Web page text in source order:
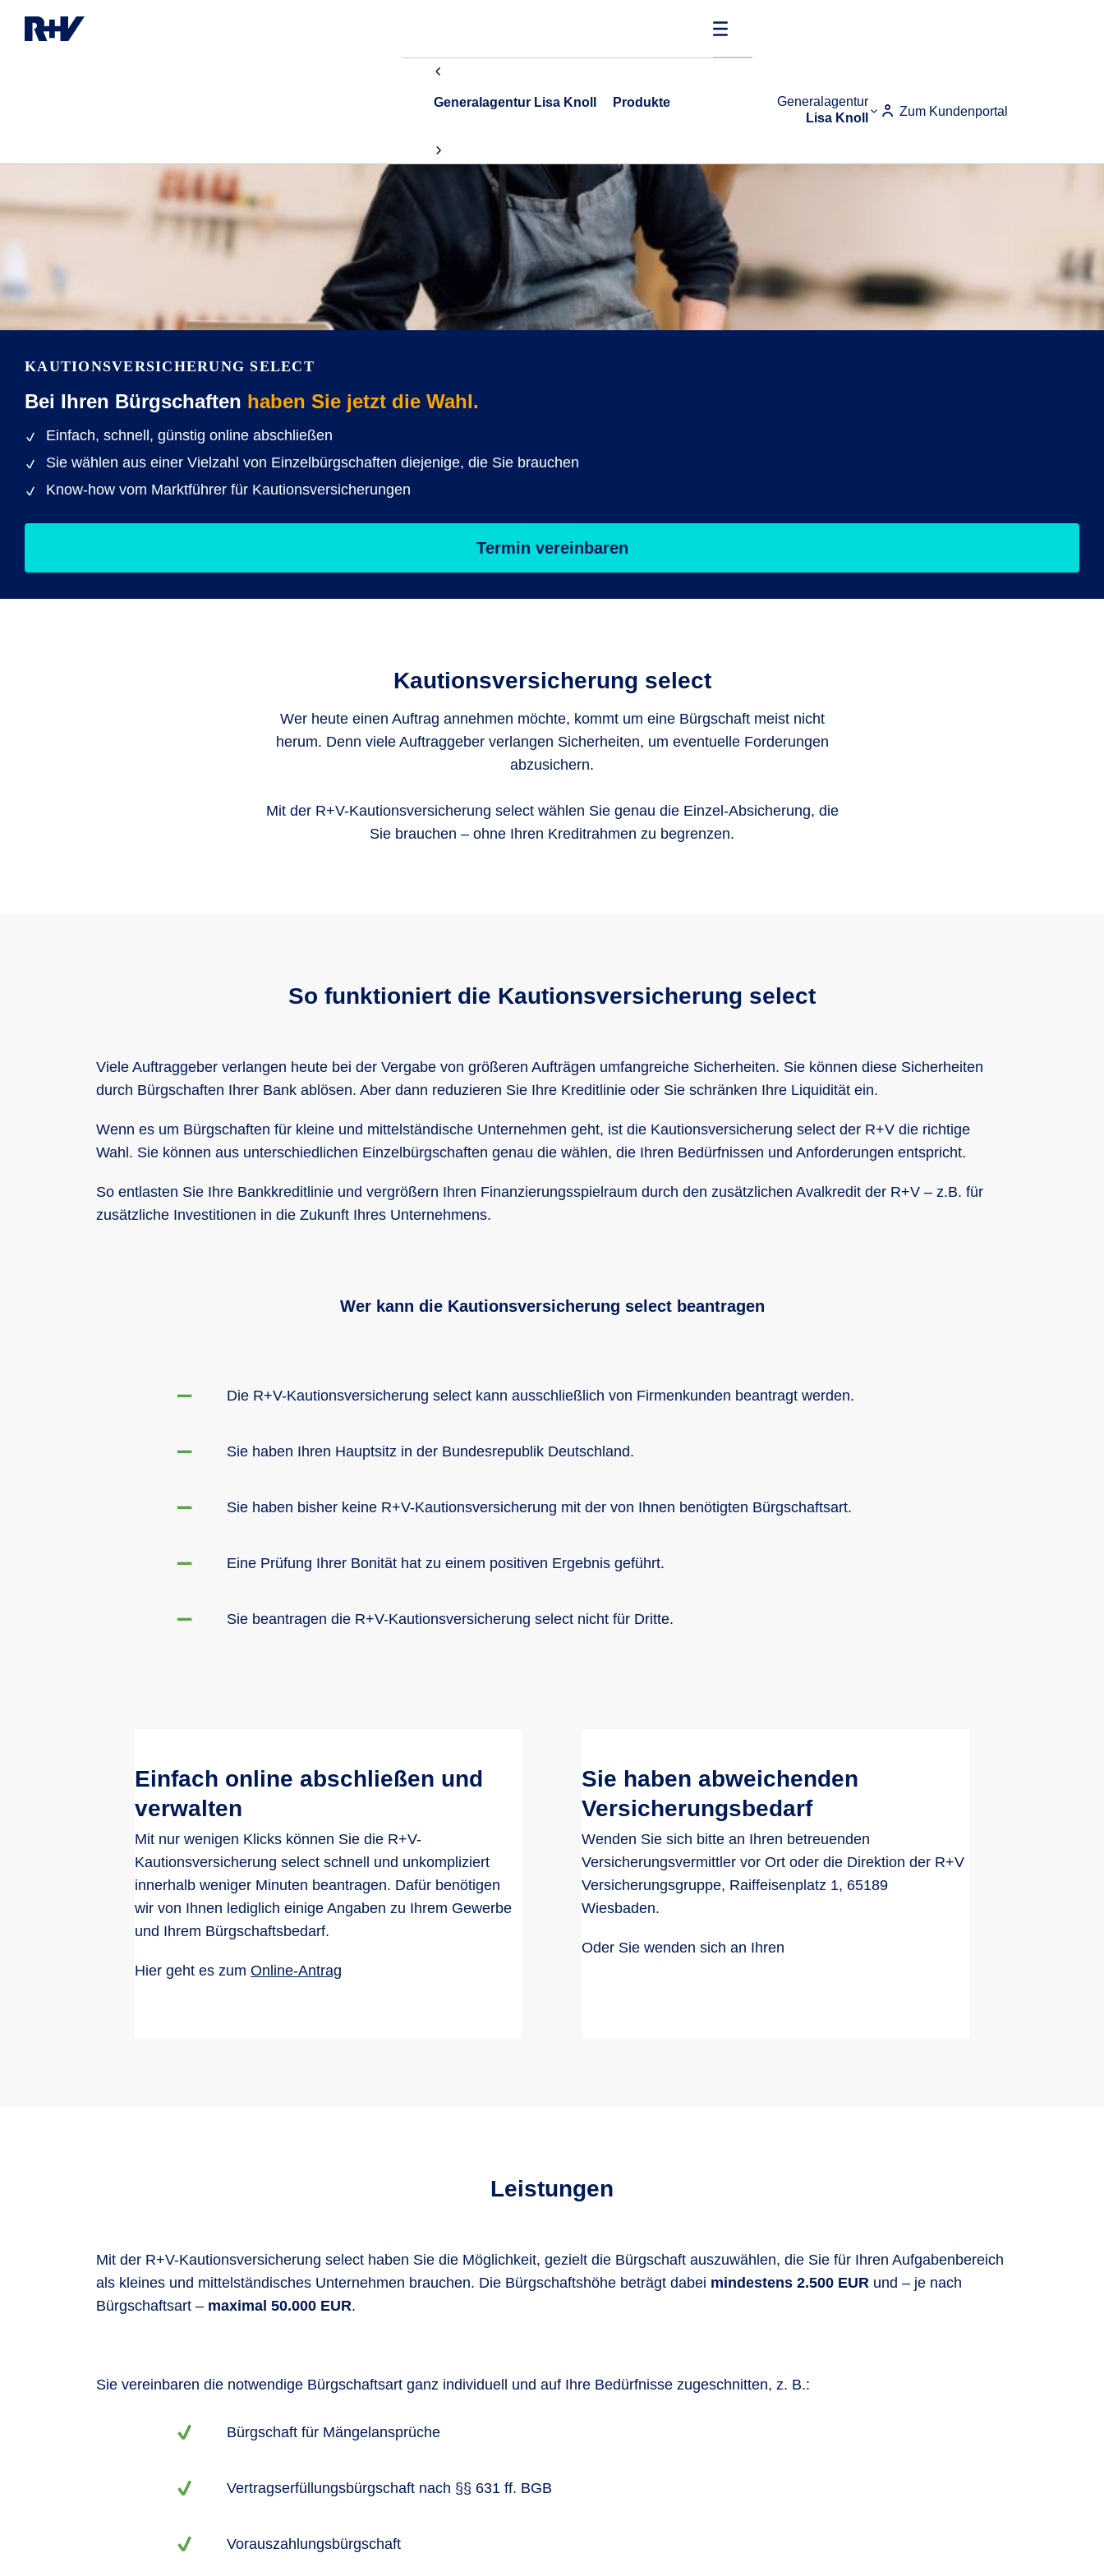
Generalagentur
Lisa Knoll
Zum Kundenportal
Generalagentur Lisa Knoll Produkte
KAUTIONSVERSICHERUNG SELECT
Bei Ihren Bürgschaften haben Sie jetzt die Wahl.
Einfach, schnell, günstig online abschließen
Sie wählen aus einer Vielzahl von Einzelbürgschaften diejenige, die Sie brauchen
Know-how vom Marktführer für Kautionsversicherungen
Termin vereinbaren
Kautions­versicherung select
Wer heute einen Auftrag annehmen möchte, kommt um eine Bürgschaft meist nicht
herum. Denn viele Auftraggeber verlangen Sicherheiten, um eventuelle Forderungen
abzusichern.
Mit der R+V-Kautionsversicherung select wählen Sie genau die Einzel-Absicherung, die
Sie brauchen – ohne Ihren Kreditrahmen zu begrenzen.
So funktioniert die Kautionsversicherung select
Viele Auftraggeber verlangen heute bei der Vergabe von größeren Aufträgen umfangreiche Sicherheiten. Sie können diese Sicherheiten
durch Bürgschaften Ihrer Bank ablösen. Aber dann reduzieren Sie Ihre Kreditlinie oder Sie schränken Ihre Liquidität ein.
Wenn es um Bürgschaften für kleine und mittelständische Unternehmen geht, ist die Kautionsversicherung select der R+V die richtige
Wahl. Sie können aus unterschiedlichen Einzelbürgschaften genau die wählen, die Ihren Bedürfnissen und Anforderungen entspricht.
So entlasten Sie Ihre Bankkreditlinie und vergrößern Ihren Finanzierungsspielraum durch den zusätzlichen Avalkredit der R+V – z.B. für
zusätzliche Investitionen in die Zukunft Ihres Unternehmens.
Wer kann die Kautionsversicherung select beantragen
Die R+V-Kautionsversicherung select kann ausschließlich von Firmenkunden beantragt werden.
Sie haben Ihren Hauptsitz in der Bundesrepublik Deutschland.
Sie haben bisher keine R+V-Kautionsversicherung mit der von Ihnen benötigten Bürgschaftsart.
Eine Prüfung Ihrer Bonität hat zu einem positiven Ergebnis geführt.
Sie beantragen die R+V-Kautionsversicherung select nicht für Dritte.
Einfach online abschließen und
verwalten
Mit nur wenigen Klicks können Sie die R+V-
Kautionsversicherung select schnell und unkompliziert
innerhalb weniger Minuten beantragen. Dafür benötigen
wir von Ihnen lediglich einige Angaben zu Ihrem Gewerbe
und Ihrem Bürgschaftsbedarf.
Hier geht es zum Online-Antrag
Sie haben abweichenden
Versicherungsbedarf
Wenden Sie sich bitte an Ihren betreuenden
Versicherungsvermittler vor Ort oder die Direktion der R+V
Versicherungsgruppe, Raiffeisenplatz 1, 65189
Wiesbaden.
Oder Sie wenden sich an Ihren
Leistungen
Mit der R+V-Kautionsversicherung select haben Sie die Möglichkeit, gezielt die Bürgschaft auszuwählen, die Sie für Ihren Aufgabenbereich
als kleines und mittelständisches Unternehmen brauchen. Die Bürgschaftshöhe beträgt dabei mindestens 2.500 EUR und – je nach
Bürgschaftsart – maximal 50.000 EUR.
Sie vereinbaren die notwendige Bürgschaftsart ganz individuell und auf Ihre Bedürfnisse zugeschnitten, z. B.:
Bürgschaft für Mängelansprüche
Vertragserfüllungsbürgschaft nach §§ 631 ff. BGB
Vorauszahlungsbürgschaft